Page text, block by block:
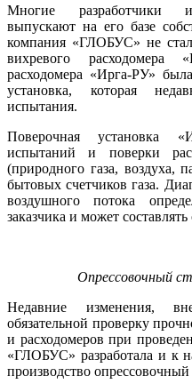
Многие разработчики
выпускают на его базе
компания ­«ГЛОБУС» не
вихревого расходомера
расходомера «­Ирга-РУ»
установка, которая
испытания.
Поверочная установка
испытаний и поверки
(природного газа, воздуха,
бытовых счетчиков газа.
воздушного потока
заказчика и может
Опрессовочный
Недавние изменения,
обязательной проверку
и расходомеров при
«ГЛОБУС» разработала и к
производство